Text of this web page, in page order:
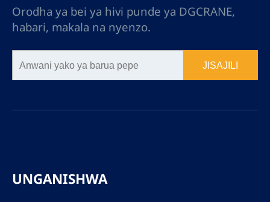
Orodha ya bei ya hivi punde ya DGCRANE,
habari, makala na nyenzo.
JISAJILI
UNGANISHWA